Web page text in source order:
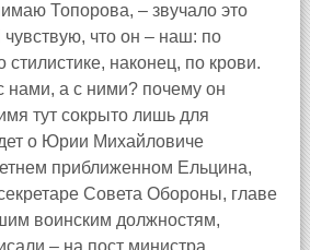
Топорова, – звучало это
что он – наш: по
наконец, по крови.
нами, а с ними? почему он
тут сокрыто лишь для
о Юрии Михайловиче
приближенном Ельцина,
Совета Обороны, главе
воинским должностям,
– на пост министра